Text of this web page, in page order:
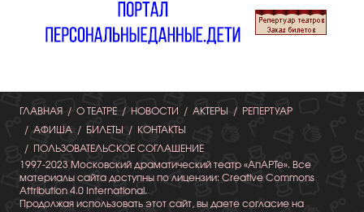
ГЛАВНАЯ О ТЕАТРЕ НОВОСТИ АКТЕРЫ
РЕПЕРТУАР
АФИША
БИЛЕТЫ
КОНТАКТЫ
ПОЛЬЗОВАТЕЛЬСКОЕ СОГЛАШЕНИЕ
1997-2023 Московский драматический театр «АпАРТе». Все
материалы сайта доступны по лицензии: Creative Commons
Attribution 4.0 International.
Продолжая использовать этот сайт, вы даете согласие на